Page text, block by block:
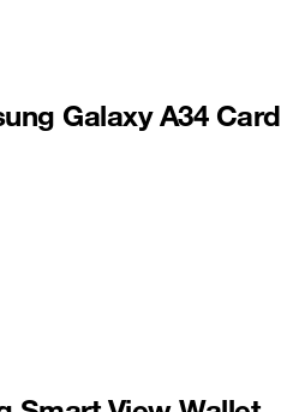
Galaxy A34 Card